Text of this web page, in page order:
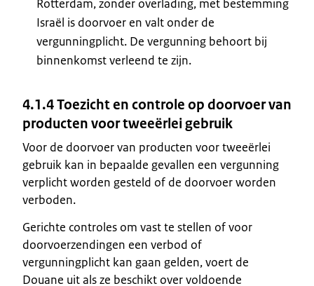
Rotterdam, zonder overlading, met bestemming
Israël is doorvoer en valt onder de
vergunningplicht. De vergunning behoort bij
binnenkomst verleend te zijn.
4.1.4 Toezicht en controle op doorvoer van
producten voor tweeërlei gebruik
Voor de doorvoer van producten voor tweeërlei
gebruik kan in bepaalde gevallen een vergunning
verplicht worden gesteld of de doorvoer worden
verboden.
Gerichte controles om vast te stellen of voor
doorvoerzendingen een verbod of
vergunningplicht kan gaan gelden, voert de
Douane uit als ze beschikt over voldoende